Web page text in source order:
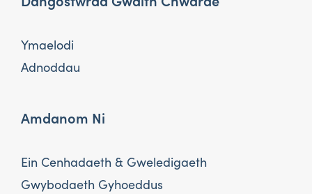
Ymaelodi
Adnoddau
Amdanom Ni
Ein Cenhadaeth & Gweledigaeth
Gwybodaeth Gyhoeddus